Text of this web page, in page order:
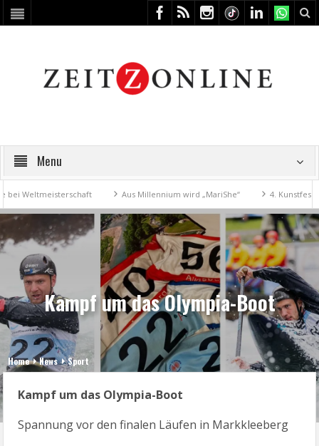
Menu
Aus Millennium wird „MariShe“ 4. Kunstfest
Kampf um das Olympia-Boot
Home News Sport
Kampf um das Olympia-Boot
Spannung vor den finalen Läufen in Markkleeberg